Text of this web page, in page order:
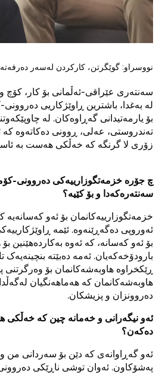
نووسراو: گوێگرتن، کارکردن لەسەر
سەنتەری عێراقی-ئەڵمانی بۆ کار، کۆچ و
لە بەغدا، باشترین ڕاوێژکاریی
بۆ یارمەتیدانی گەڕاوەکان. لە
تەندروستی، عەلی، ڕوونی دەکاتەوە
زۆری لا گرنگە کە خەڵکی هەست بە
چ جۆرە خزمەتگوزارییەکی دەروونی-
سەنتەرەکەدا و بۆ کێیە؟
خزمەتگوزارییەکانمان بۆ ئەو کەسانەیە
ئەوروپی دەگەڕێنەوە. ئێمە
بۆ ئەو کەسانە، کە ئەوە بەکاردەهێنین
بارودۆخەکەیان. ئەمە دەبێتە بنچینەیەک
ڕێکخراوە هاوبەشەکانمان بۆ وەرگرتنی
هاوبەشەکانمان کە هەماهەنگیان
دەروونزان و پزیشکان.
ئەو نیگەرانی و خەمانە چین کە خەڵکی
دەکەن؟
ئەو گەڕاوانەی کە دێن بۆ سەردانی من
پەشۆکاون. ئەوان توشی ناڕێکی